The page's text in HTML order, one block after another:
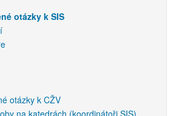
otázky k SIS
otázky k CŽV
na katedrách (koordinátoři SIS)